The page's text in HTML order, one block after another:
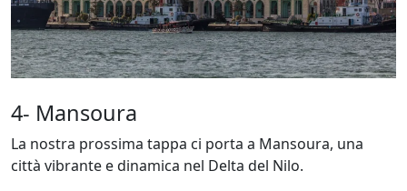
4- Mansoura
La nostra prossima tappa ci porta a Mansoura, una
città vibrante e dinamica nel Delta del Nilo.